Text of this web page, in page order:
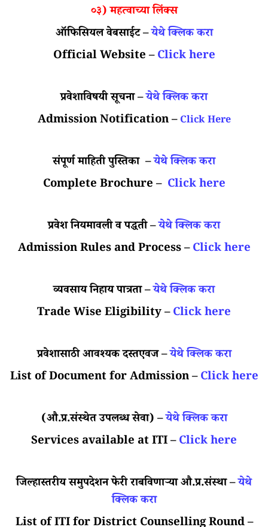
०३) महत्वाच्या लिंक्स
ऑफिसियल वेबसाईट –येथे क्लिक करा
Official Website – Click here
प्रवेशाविषयी सूचना –येथे क्लिक करा
Admission Notification – Click Here
संपूर्ण माहिती पुस्तिका –येथे क्लिक करा
Complete Brochure – Click here
प्रवेश नियमावली व पद्धती –येथे क्लिक करा
Admission Rules and Process – Click here
व्यवसाय निहाय पात्रता –येथे क्लिक करा
Trade Wise Eligibility –Click here
प्रवेशासाठी आवश्यक दस्तएवज –येथे क्लिक करा
List of Document for Admission – Click here
(औ.प्र.संस्थेत उपलब्ध सेवा) –येथे क्लिक करा
Services available at ITI –Click here
जिल्हास्तरीय समुपदेशन फेरी राबविणाऱ्या औ.प्र.संस्था –येथे
क्लिक करा